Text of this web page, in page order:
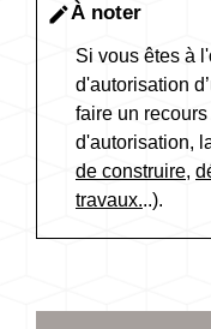
editÀ noter
Si vous êtes à
d'autorisation
faire un
d'autorisation,
de construire,
travaux...).